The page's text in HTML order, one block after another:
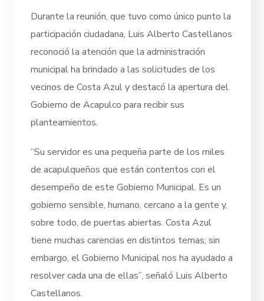
Durante la reunión, que tuvo como único punto la
participación ciudadana, Luis Alberto Castellanos
reconoció la atención que la administración
municipal ha brindado a las solicitudes de los
vecinos de Costa Azul y destacó la apertura del
Gobierno de Acapulco para recibir sus
planteamientos.
“Su servidor es una pequeña parte de los miles
de acapulqueños que están contentos con el
desempeño de este Gobierno Municipal. Es un
gobierno sensible, humano, cercano a la gente y,
sobre todo, de puertas abiertas. Costa Azul
tiene muchas carencias en distintos temas; sin
embargo, el Gobierno Municipal nos ha ayudado a
resolver cada una de ellas”, señaló Luis Alberto
Castellanos.